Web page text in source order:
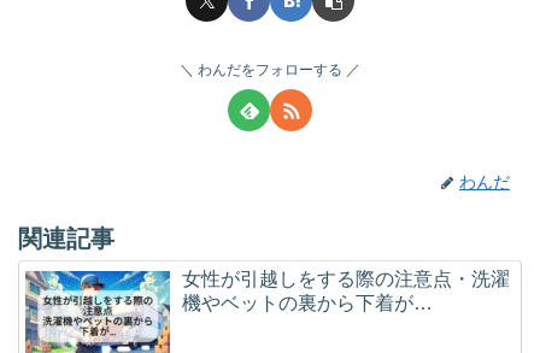
わんだをフォローする
わんだ
関連記事
女性が引越しをする際の注意点・洗濯
機やベットの裏から下着が…